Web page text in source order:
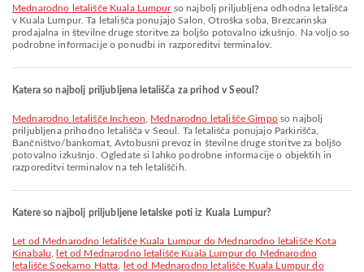
Mednarodno letališče Kuala Lumpurso najbolj priljubljena odhodna letališča
v Kuala Lumpur. Ta letališča ponujajo Salon, Otroška soba, Brezcarinska
prodajalna in številne druge storitve za boljšo potovalno izkušnjo. Na voljo so
podrobne informacije o ponudbi in razporeditvi terminalov.
Katera so najbolj priljubljena letališča za prihod v Seoul?
Mednarodno letališče Incheon Mednarodno letališče Gimposo najbolj
priljubljena prihodno letališča v Seoul. Ta letališča ponujajo Parkirišča,
Bančništvo/bankomat, Avtobusni prevoz in številne druge storitve za boljšo
potovalno izkušnjo. Ogledate si lahko podrobne informacije o objektih in
razporeditvi terminalov na teh letališčih.
Katere so najbolj priljubljene letalske poti iz Kuala Lumpur?
let od Mednarodno letališče Kuala Lumpur do Mednarodno letališče Kota
Kinabalu
let od Mednarodno letališče Kuala Lumpur do Mednarodno
letališče Soekarno Hatta
let od Mednarodno letališče Kuala Lumpur do